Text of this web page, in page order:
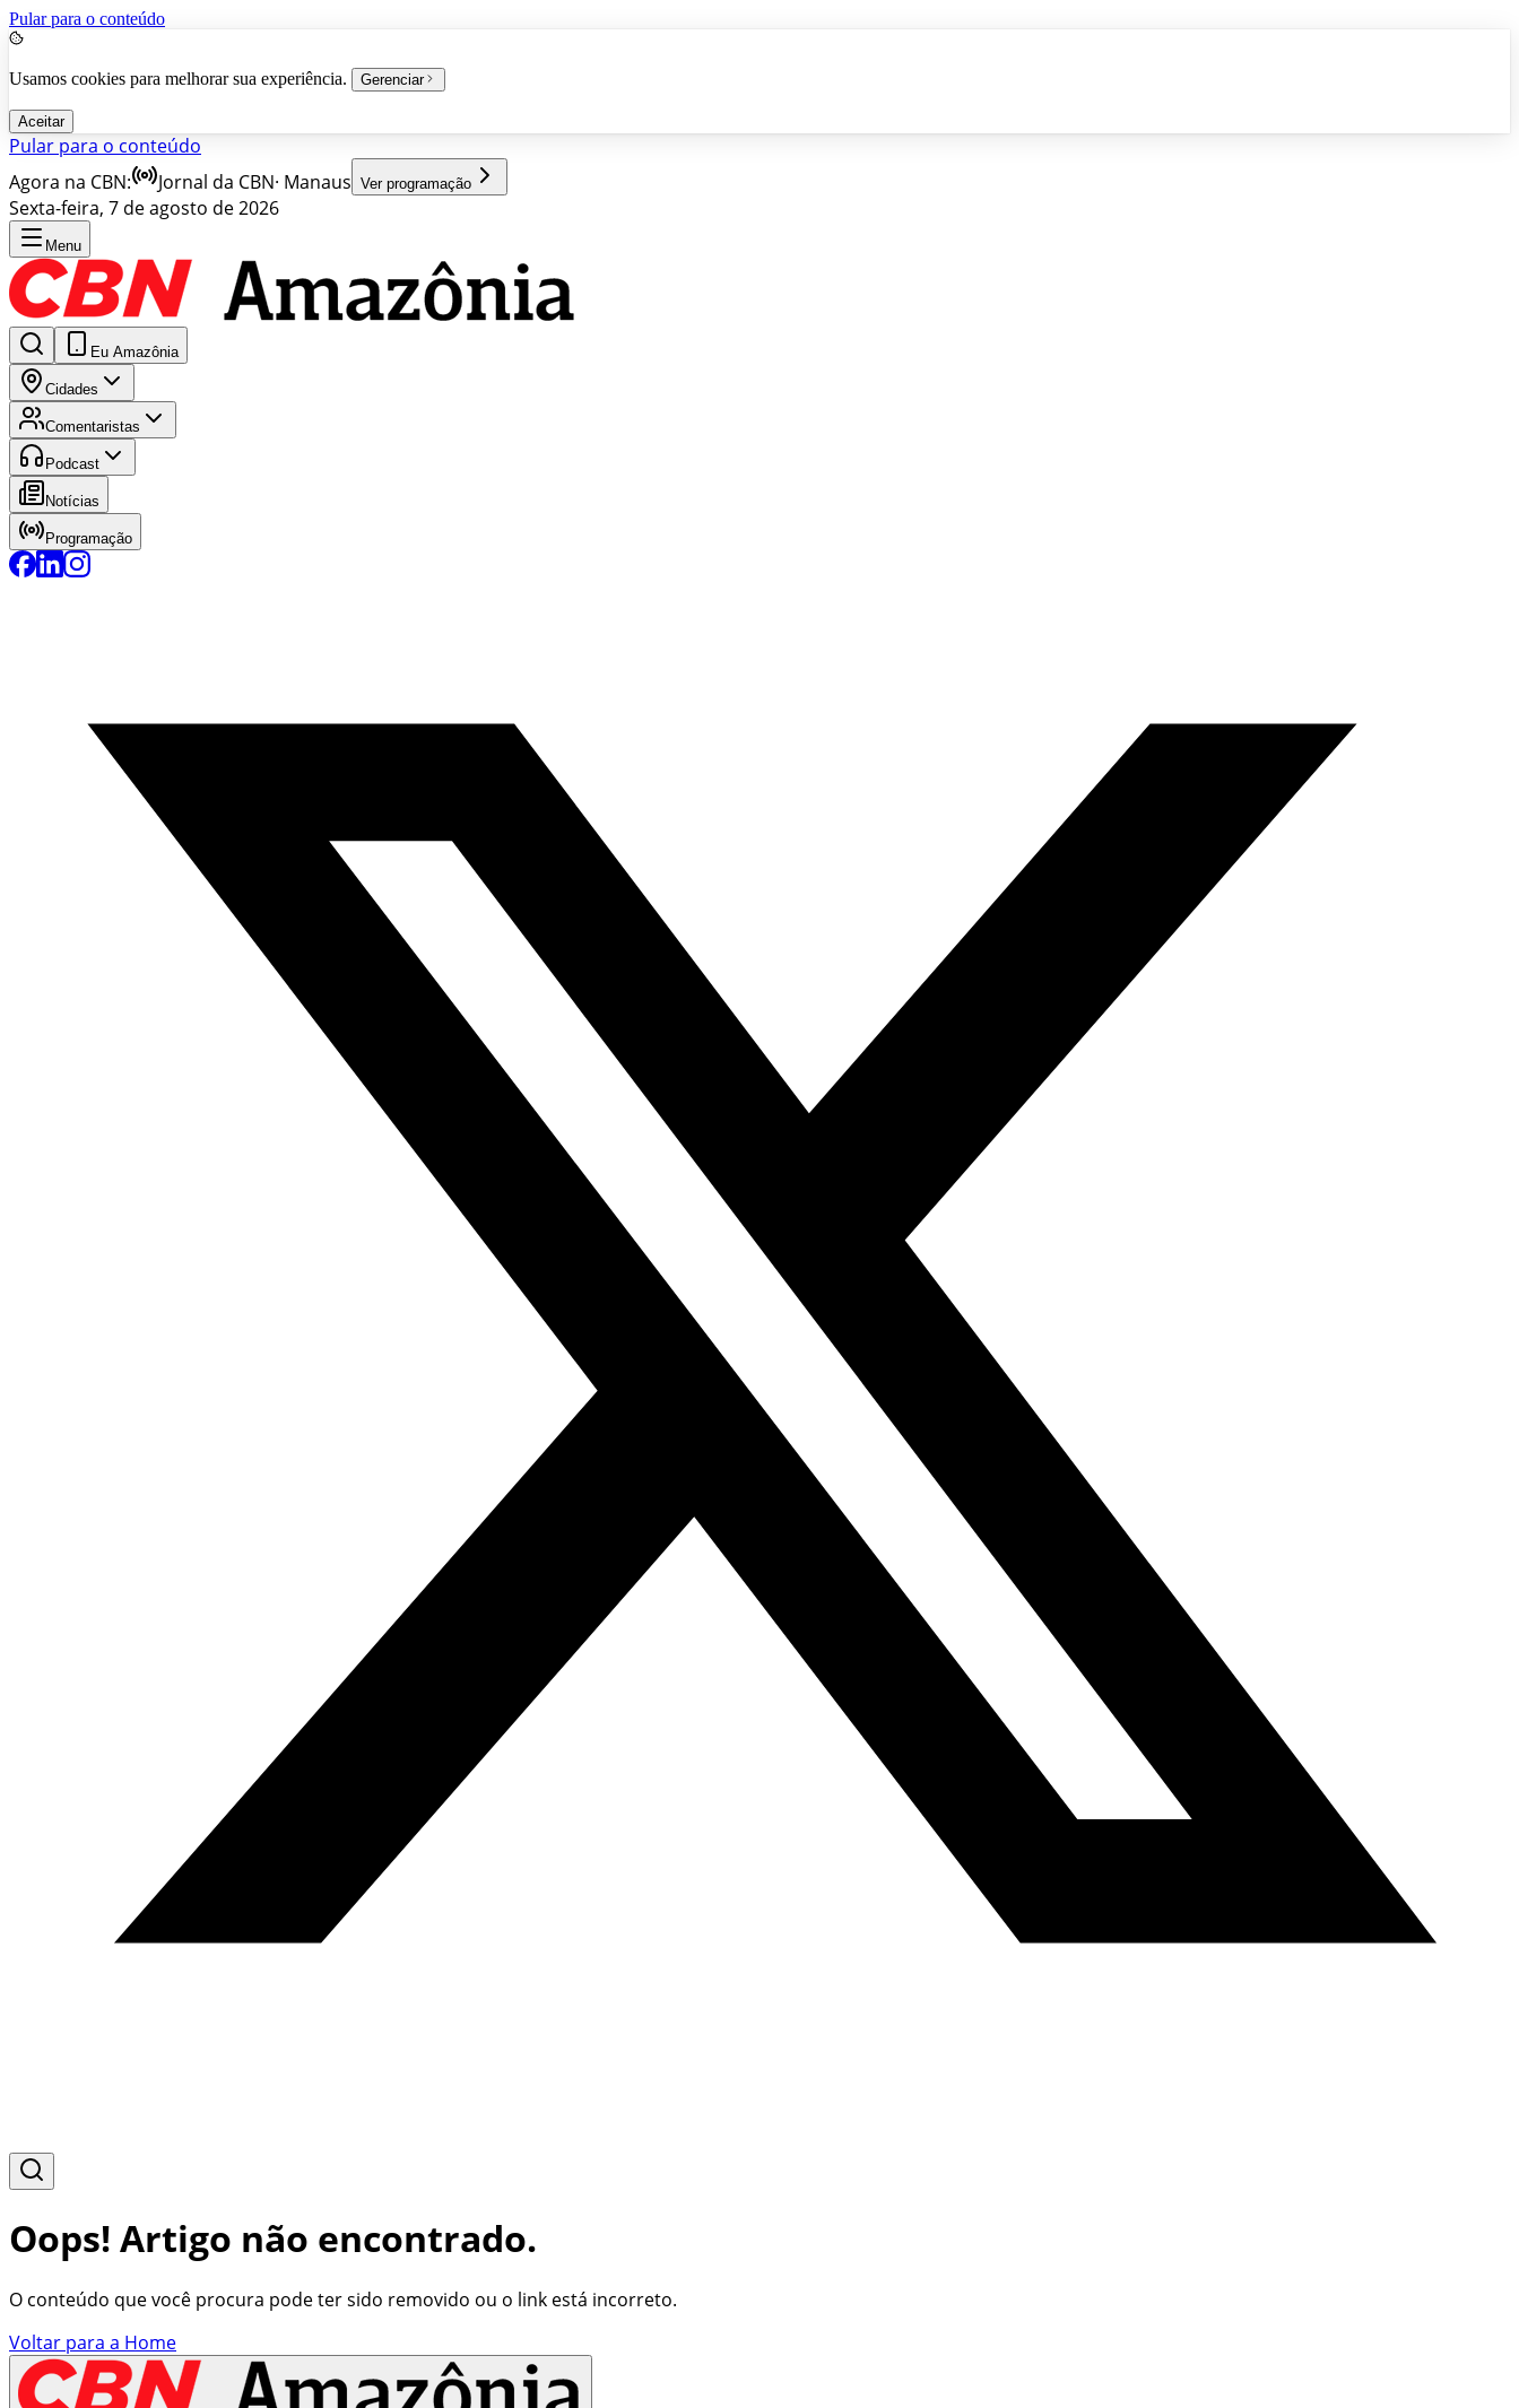
Pular para o conteúdo
Usamos cookies para melhorar sua experiência. Gerenciar
Aceitar
Pular para o conteúdo
Agora na CBN:
Jornal da CBN· Manaus Ver programação
Sexta-feira, 7 de agosto de 2026
Menu
Eu Amazônia
Cidades
Comentaristas
Podcast
Notícias
Programação
Oops! Artigo não encontrado.
O conteúdo que você procura pode ter sido removido ou o link está incorreto.
Voltar para a Home